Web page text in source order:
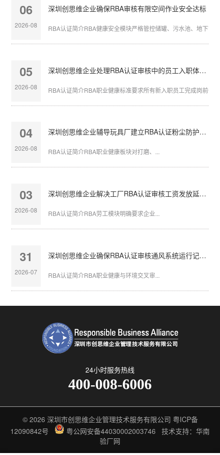
06
2026-08
深圳创思维企业确保RBA审核有限空间作业安全达标
RBA认证简介RBA健康安全模块严格管控储罐、污水池、地下管
05
2026-08
深圳创思维企业处理RBA认证审核中的员工入职体检缺失
RBA认证简介RBA职业健康标准要求所有新入职员工完成岗前体
04
2026-08
深圳创思维企业辅导玩具厂建立RBA认证粉尘防护体系
RBA认证简介RBA职业健康板块对打磨、...
03
2026-08
深圳创思维企业解决工厂RBA认证审核工资发放延迟问题
RBA认证简介RBA劳工模块明确要求企业...
31
2026-07
深圳创思维企业确保RBA认证审核通风系统运行记录完整
RBA认证简介RBA职业健康与环境交叉审...
24小时服务热线
400-008-6006
© 2026 深圳市创思维企业管理技术服务有限公司 粤ICP备
12090842号
粤公网安备44030002003746 技术支持：华南
验厂网